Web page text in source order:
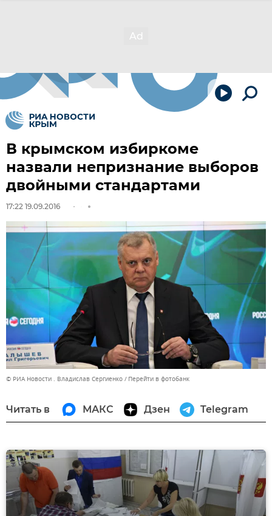
В крымском избиркоме
назвали непризнание выборов
двойными стандартами
17:22 19.09.2016
© РИА Новости . Владислав Сергиенко Перейти в фотобанк
Читать в МАКС Дзен Telegram